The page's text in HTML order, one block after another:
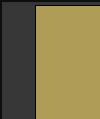
Panneau de gestion des